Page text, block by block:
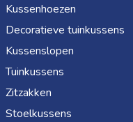
Kussenhoezen
Decoratieve tuinkussens
Kussenslopen
Tuinkussens
Zitzakken
Stoelkussens